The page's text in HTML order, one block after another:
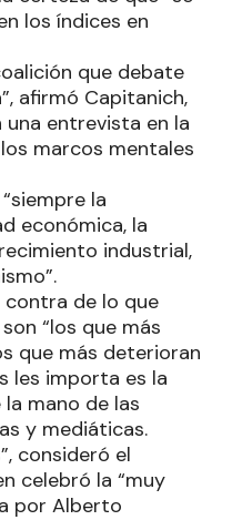
los índices en
que debate
afirmó Capitanich,
una entrevista en la
marcos mentales
la
económica, la
industrial,
contra de lo que
“los que más
que más deterioran
les importa es la
mano de las
y mediáticas.
consideró el
celebró la “muy
por Alberto